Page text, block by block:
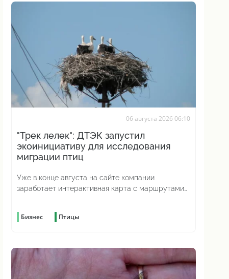
06 августа 2026 06:10
"Трек лелек": ДТЭК запустил
экоинициативу для исследования
миграции птиц
Уже в конце августа на сайте компании
заработает интерактивная карта с маршрутами
Бизнес Птицы